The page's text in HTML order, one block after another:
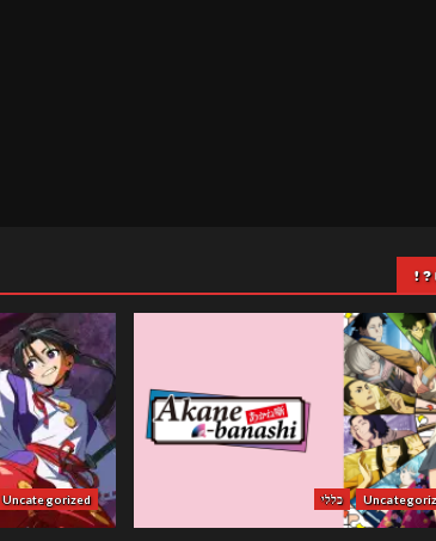
כללי Uncategorized